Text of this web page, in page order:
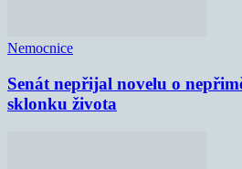
Nemocnice
Senát nepřijal novelu o
sklonku života